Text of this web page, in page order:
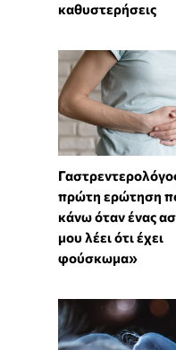
καθυστερήσεις
πρώτη ερώτηση
κάνω όταν ένας
μου λέει ότι έχει
φούσκωμα»